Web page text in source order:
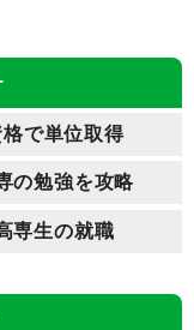
格で単位取得
の勉強を攻略
専生の就職